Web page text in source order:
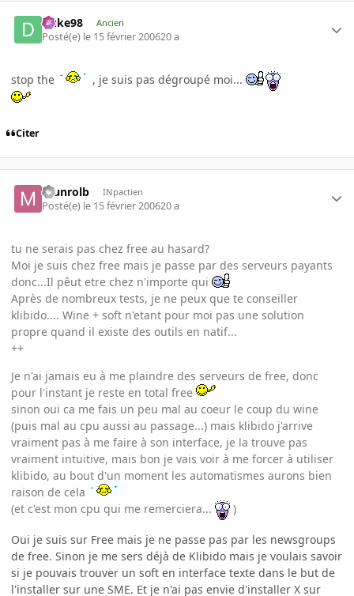
Duke98 Ancien
Posté(e) le 15 février 200620 a
stop the , je suis pas dégroupé moi...
Citer
munrolb INpactien
Posté(e) le 15 février 200620 a
tu ne serais pas chez free au hasard?
Moi je suis chez free mais je passe par des serveurs payants
donc...Il pêut etre chez n'importe qui
Après de nombreux tests, je ne peux que te conseiller
klibido.... Wine + soft n'etant pour moi pas une solution
propre quand il existe des outils en natif...
++
Je n'ai jamais eu à me plaindre des serveurs de free, donc
pour l'instant je reste en total free
sinon oui ca me fais un peu mal au coeur le coup du wine
(puis mal au cpu aussi au passage...) mais klibido j'arrive
vraiment pas à me faire à son interface, je la trouve pas
vraiment intuitive, mais bon je vais voir à me forcer à utiliser
klibido, au bout d'un moment les automatismes aurons bien
raison de cela
(et c'est mon cpu qui me remerciera...
)
Oui je suis sur Free mais je ne passe pas par les newsgroups
de free. Sinon je me sers déjà de Klibido mais je voulais savoir
si je pouvais trouver un soft en interface texte dans le but de
l'installer sur une SME. Et je n'ai pas envie d'installer X sur